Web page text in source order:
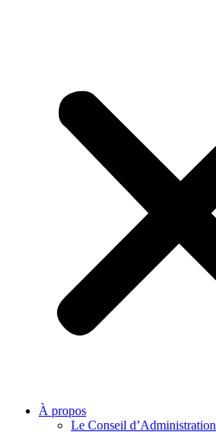
À propos
Le Conseil d’Administration